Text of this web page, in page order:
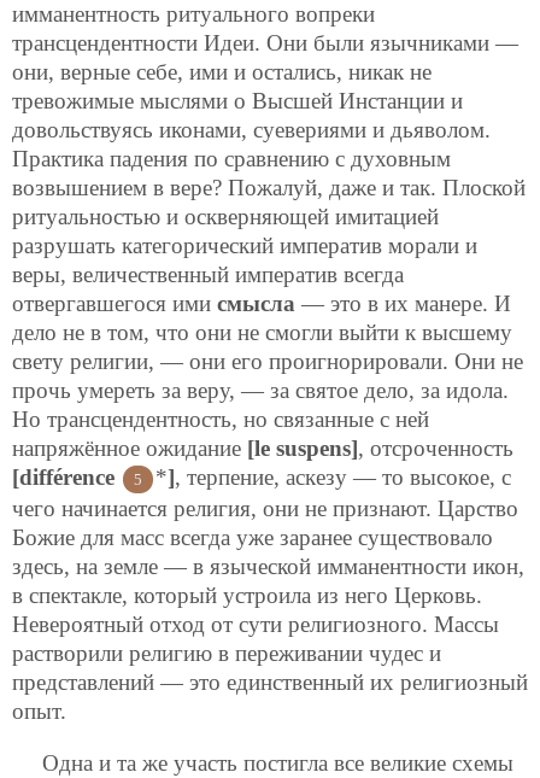
имманентность ритуального вопреки
трансцендентности Идеи. Они были язычниками —
они, верные себе, ими и остались, никак не
тревожимые мыслями о Высшей Инстанции и
довольствуясь иконами, суевериями и дьяволом.
Практика падения по сравнению с духовным
возвышением в вере? Пожалуй, даже и так. Плоской
ритуальностью и оскверняющей имитацией
разрушать категорический императив морали и
веры, величественный императив всегда
отвергавшегося ими смысла — это в их манере. И
дело не в том, что они не смогли выйти к высшему
свету религии, — они его проигнорировали. Они не
прочь умереть за веру, — за святое дело, за идола.
Но трансцендентность, но связанные с ней
напряжённое ожидание [le suspens], отсроченность
[différence
5 *], терпение, аскезу — то высокое, с
чего начинается религия, они не признают. Царство
Божие для масс всегда уже заранее существовало
здесь, на земле — в языческой имманентности икон,
в спектакле, который устроила из него Церковь.
Невероятный отход от сути религиозного. Массы
растворили религию в переживании чудес и
представлений — это единственный их религиозный
опыт.
Одна и та же участь постигла все великие схемы